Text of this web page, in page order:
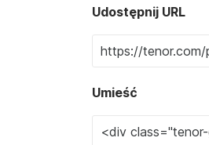
Udostępnij URL
Umieść